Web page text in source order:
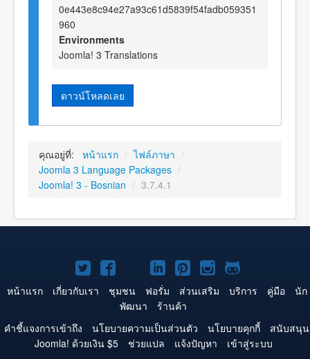
0e443e8c94e27a93c61d5839f54fadb059351
960
Environments
Joomla! 3 Translations
ดาวน์โหลดเลย
คุณอยู่ที่: หน้าแรก / ไฟล์ภาษา /
Joomla 3 Language Packages /
Joomla! 3 - Bosnian / 3.7.4.1
Joomla!
บน
Twitter
Joomla!
บน
Facebook
Joomla!
บน
YouTube
Joomla!
บน
LinkedIn
Joomla!
บน
Pinterest
Joomla!
บน
Joomla!
บน
หน้าแรก เกี่ยวกับเรา ชุมชน ฟอรั่ม ส่วนเสริม บริการ คู่มือ
นัก
พัฒนา
ร้านค้า
คำชี้แจงการเข้าถึง
นโยบายความเป็นส่วนตัว นโยบายคุกกี้
สนับสนุน
Joomla! ด้วยเงิน $5
ช่วยแปล แจ้งปัญหา
เข้าสู่ระบบ